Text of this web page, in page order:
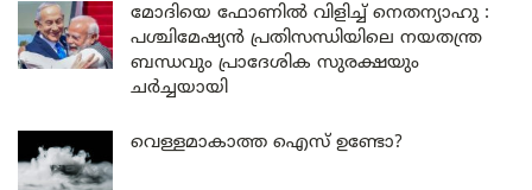
മോദിയെ ഫോണിൽ വിളിച്ച് നെതന്യാഹു :
പശ്ചിമേഷ്യൻ പ്രതിസന്ധിയിലെ നയതന്ത്ര
ബന്ധവും പ്രാദേശിക സുരക്ഷയും
ചർച്ചയായി
വെള്ളമാകാത്ത ഐസ് ഉണ്ടോ?